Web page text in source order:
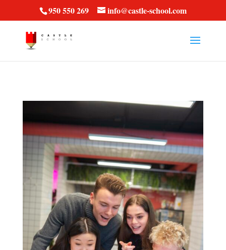
950 550 269 info@castle-school.com